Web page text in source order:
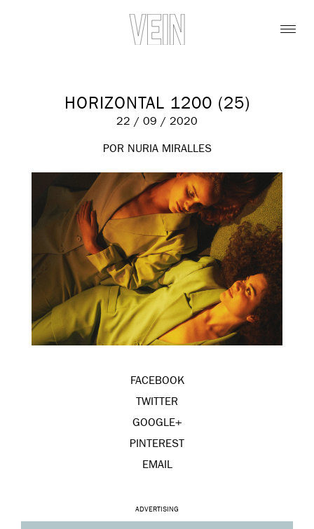
HORIZONTAL 1200 (25)
22 / 09 / 2020
POR NURIA MIRALLES
FACEBOOK
TWITTER
GOOGLE+
PINTEREST
EMAIL
ADVERTISING